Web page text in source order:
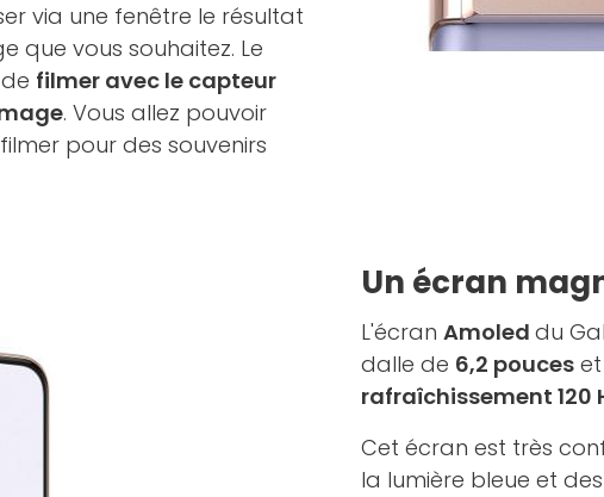
via une fenêtre le résultat
que vous souhaitez. Le
filmer avec le capteur
. Vous allez pouvoir
pour des souvenirs
Un écran
L'écran Amoled du
dalle de 6,2 pouces
rafraîchissement 120
Cet écran est très
la lumière bleue et